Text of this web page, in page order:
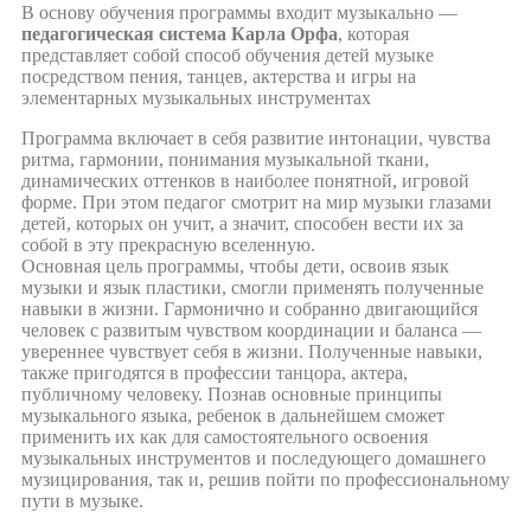
В основу обучения программы входит музыкально —
педагогическая система Карла Орфа, которая
представляет собой способ обучения детей музыке
посредством пения, танцев, актерства и игры на
элементарных музыкальных инструментах
Программа включает в себя развитие интонации, чувства
ритма, гармонии, понимания музыкальной ткани,
динамических оттенков в наиболее понятной, игровой
форме. При этом педагог смотрит на мир музыки глазами
детей, которых он учит, а значит, способен вести их за
собой в эту прекрасную вселенную.
Основная цель программы, чтобы дети, освоив язык
музыки и язык пластики, смогли применять полученные
навыки в жизни. Гармонично и собранно двигающийся
человек с развитым чувством координации и баланса —
увереннее чувствует себя в жизни. Полученные навыки,
также пригодятся в профессии танцора, актера,
публичному человеку. Познав основные принципы
музыкального языка, ребенок в дальнейшем сможет
применить их как для самостоятельного освоения
музыкальных инструментов и последующего домашнего
музицирования, так и, решив пойти по профессиональному
пути в музыке.